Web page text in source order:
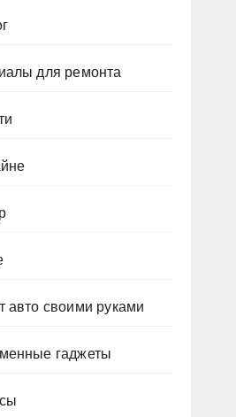
для ремонта
авто своими руками
гаджеты